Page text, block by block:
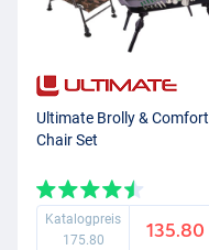
Ultimate Brolly & Comfort
Chair Set
Katalogpreis
175.80
135.80